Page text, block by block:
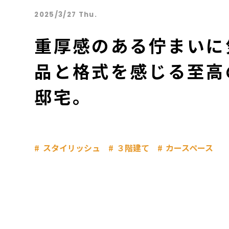
2025/3/27 Thu.
重厚感のある佇まい
品と格式を感じる至
邸宅。
スタイリッシュ ３階建て カースペース